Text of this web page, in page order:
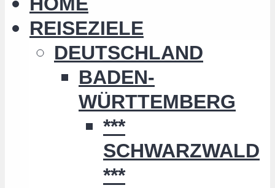
REISEZIELE
DEUTSCHLAND
BADEN-
WÜRTTEMBERG
***
SCHWARZWALD
***